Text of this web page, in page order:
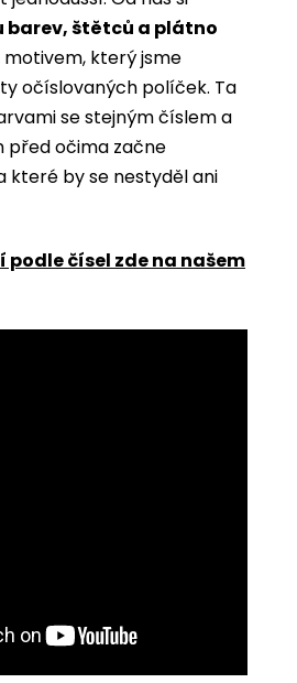
barev, štětců a plátno
který jsme
očíslovaných políček. Ta
se stejným číslem a
před očima začne
které by se nestyděl ani
podle čísel zde na našem